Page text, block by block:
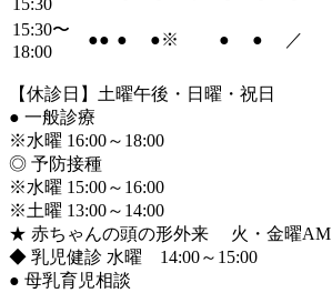
15:30
15:30〜
18:00
●● ● ●※ ● ● ／
【休診日】土曜午後・日曜・祝日
● 一般診療
※水曜 16:00～18:00
◎ 予防接種
※水曜 15:00～16:00
※土曜 13:00～14:00
★ 赤ちゃんの頭の形外来 火・金曜AM
◆ 乳児健診 水曜 14:00～15:00
● 母乳育児相談